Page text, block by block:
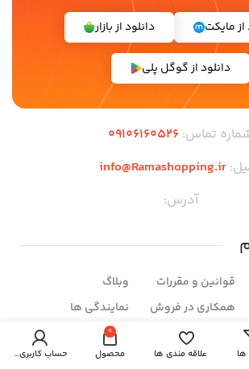
از مایکت دانلود از بازار
دانلود از گوگل پلی
تماس: 09106160526
info@Ramashopping.ir
آدرس:
قوانین و مقررات
همکاری در فروش
روش های ثبت
سفارش
وبلاگ
نمایندگی ها
محصولات حراجی
سوالات متداول
ها علاقه مندی ها
0
محصول حساب کاربری من